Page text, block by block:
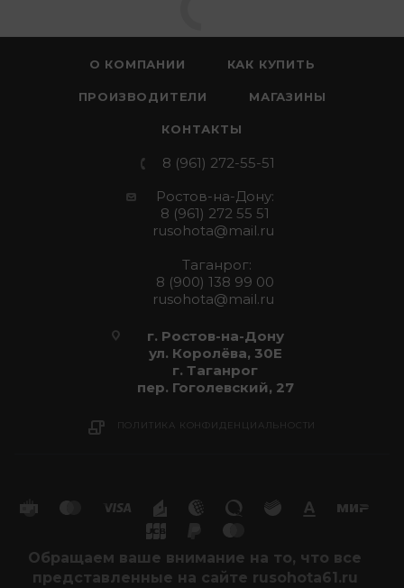
О КОМПАНИИ КАК КУПИТЬ
ПРОИЗВОДИТЕЛИ МАГАЗИНЫ
КОНТАКТЫ
8 (961) 272-55-51
Ростов-на-Дону:
8 (961) 272 55 51
rusohota@mail.ru
Таганрог:
8 (900) 138 99 00
rusohota@mail.ru
г. Ростов-на-Дону
ул. Королёва, 30Е
г. Таганрог
пер. Гоголевский, 27
ПОЛИТИКА КОНФИДЕНЦИАЛЬНОСТИ
Обращаем ваше внимание на то, что все
представленные на сайте rusohota61.ru